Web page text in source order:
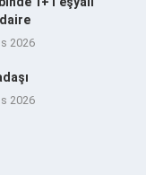
2026
2026